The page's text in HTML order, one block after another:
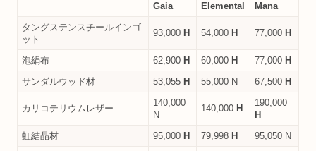
Gaia
Elemental
Mana
タングステンスチールインゴ
ット
93,000 H 54,000 H 77,000 H
泡絹布 62,900 H 60,000 H 77,000 H
サンダルウッド材
53,055 H 55,000 N 67,500 H
カリコテリウムレザー
140,000
N
140,000 H
190,000
H
虹結晶材
95,000 H 79,998 H
95,050 N